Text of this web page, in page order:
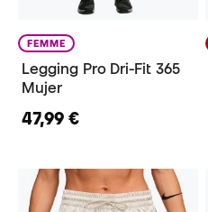
FEMME
Legging Pro Dri-Fit 365
Mujer
47,99 €